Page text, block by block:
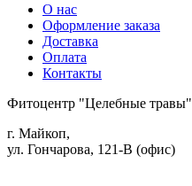
О нас
Оформление заказа
Доставка
Оплата
Контакты
Фитоцентр "Целебные травы"
г. Майкоп,
ул. Гончарова, 121-В (офис)